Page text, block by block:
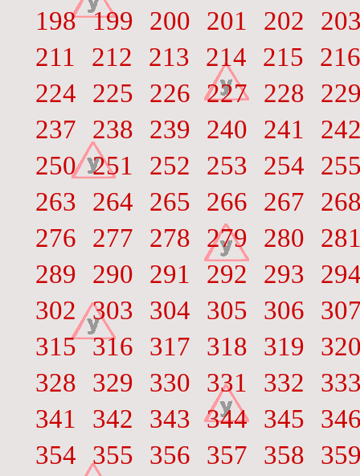
198 199 200 201 202
211
212 213 214 215
216
224
225 226 227 228
237
238 239 240 241
250 251 252 253 254
263
264 265 266 267
276
277 278 279 280
289
290 291 292 293
302
303 304 305 306
315 316 317 318 319
328
329 330 331 332
341
342 343 344 345
354
355 356 357 358